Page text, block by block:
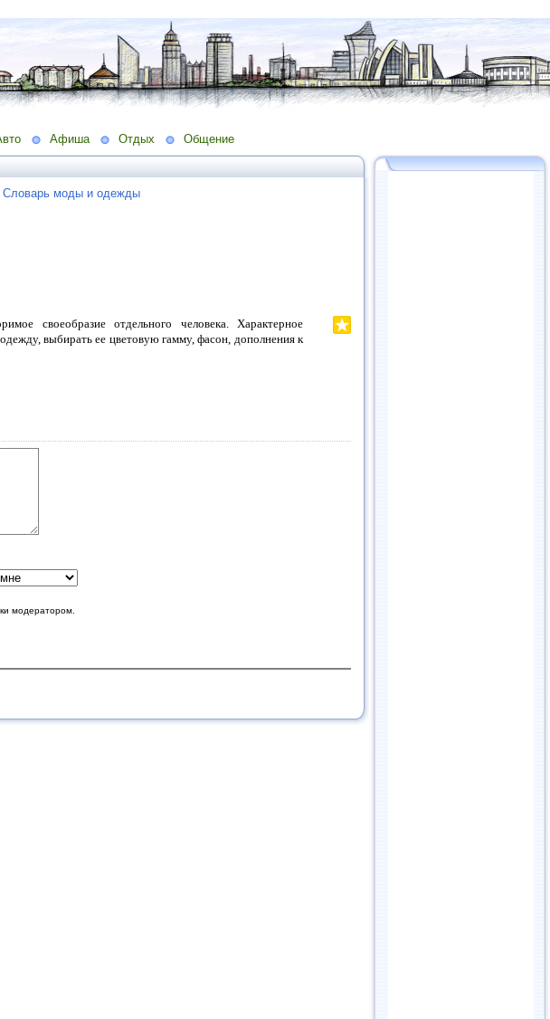
Афиша Отдых Общение
Словарь моды и одежды
своеобразие отдельного человека. Характерное
выбирать ее цветовую гамму, фасон, дополнения к
модератором.